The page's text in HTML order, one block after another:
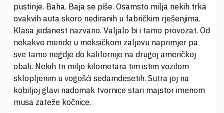
pustinje. Baha. Baja se piše. Osamsto milja nekih trka
ovakvih auta skoro nediranih u fabričkim rješenjima.
Klasa jedanest nazvano. Valjalo bi i tamo provozat. Od
nekakve meride u meksičkom zaljevu naprimjer pa
sve tamo negdje do kalifornije na drugoj američkoj
obali. Nekih tri milje kilometara tim istim vozilom
sklopljenim u vogošći sedamdesetih. Sutra joj na
kobiljoj glavi nadomak tvornice stari majstor imenom
musa zateže kočnice.